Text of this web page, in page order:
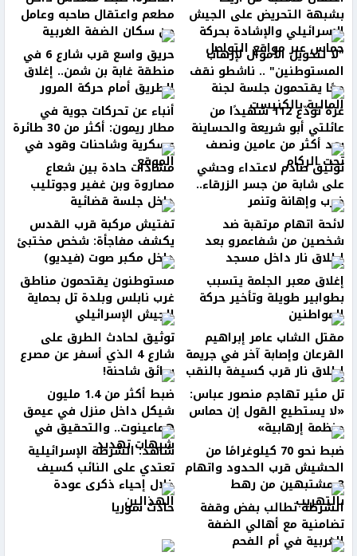
بشبهة التحريض على الجيش
الإسرائيلي والإشادة بحركة
حماس عبر مواقع التواصل
مطعم واعتقال صاحبه وعامل
من سكان الضفة الغربية
"لا لتحويل الأموال لإرهاب
المستوطنين" .. ناشطو نقف
معًا يقتحمون جلسة لجنة
المالية بالكنيست
حريق واسع قرب شارع 6 في
منطقة غابة بن شمن.. إغلاق
الطريق أمام حركة المرور
غزة تودّع 112 شهيدًا من
عائلتي أبو شريعة والحساينة
بعد أكثر من عامين ونصف
تحت الركام
أنباء عن تحركات جوية في
مطار ريمون: أكثر من 30 طائرة
عسكرية وشاحنات وقود في
الموقع توثيق صادم لاعتداء وحشي
على شابة من جسر الزرقاء..
ضرب وإهانة وتنمر
مشادات حادة بين شعاع
مصاروة وبن غفير وجوتليب
داخل جلسة قضائية
لائحة اتهام مرتقبة ضد
شخصين من شفاعمرو بعد
إطلاق نار داخل مسجد
تفتيش مركبة قرب القدس
يكشف مفاجأة: شخص مختبئ
داخل مكبر صوت (فيديو)
إغلاق معبر الجلمة يتسبب
بطوابير طويلة وتأخير حركة
المواطنين
مستوطنون يقتحمون مناطق
غرب نابلس وبلدة تل بحماية
الجيش الإسرائيلي
مقتل الشاب عامر إبراهيم
القرعان وإصابة آخر في جريمة
إطلاق نار قرب كسيفة بالنقب
توثيق لحادث الطرق على
شارع 4 الذي أسفر عن مصرع
سائق شاحنة!
تل مئير تهاجم منصور عباس:
«لا يستطيع القول إن حماس
منظمة إرهابية»
ضبط أكثر من 1.4 مليون
شيكل داخل منزل في عيمق
هماعينوت.. والتحقيق في
شبهات تهديد ضبط نحو 70 كيلوغرامًا من
الحشيش قرب الحدود واتهام
3 مشتبهين من رهط
بالتهريب
شاهد: الشرطة الإسرائيلية
تعتدي على النائب كسيف
خلال إحياء ذكرى عودة
الهذالين الشرطة تطالب بفض وقفة
تضامنية مع أهالي الضفة
الغربية في أم الفحم
حادث سوريا